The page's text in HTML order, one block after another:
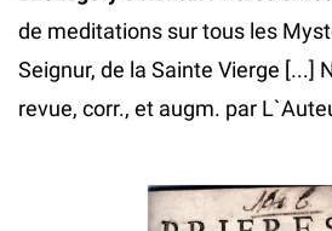
de meditations sur tous les
Seignur, de la Sainte Vierge [...]
revue, corr., et augm. par